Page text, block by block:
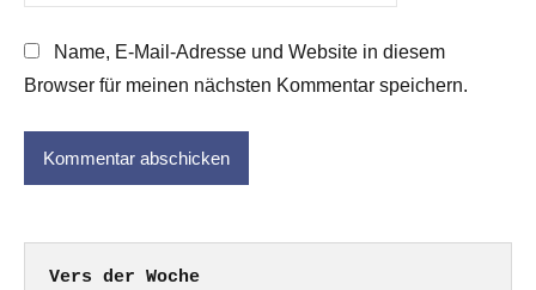
Name, E-Mail-Adresse und Website in diesem
Browser für meinen nächsten Kommentar speichern.
Vers der Woche